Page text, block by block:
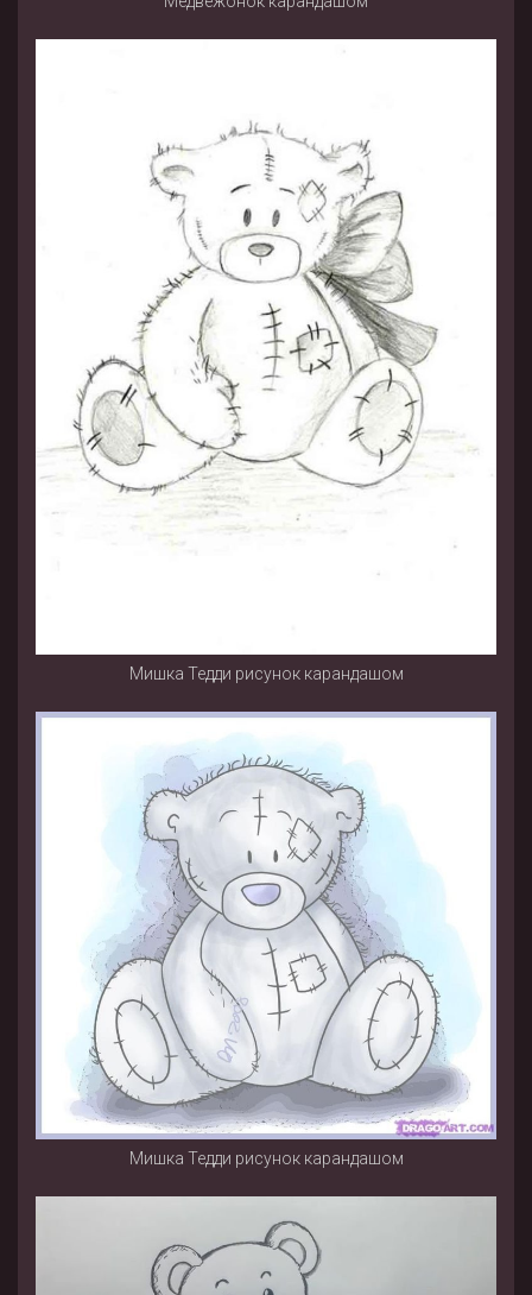
Мишка Тедди рисунок карандашом
Мишка Тедди рисунок карандашом